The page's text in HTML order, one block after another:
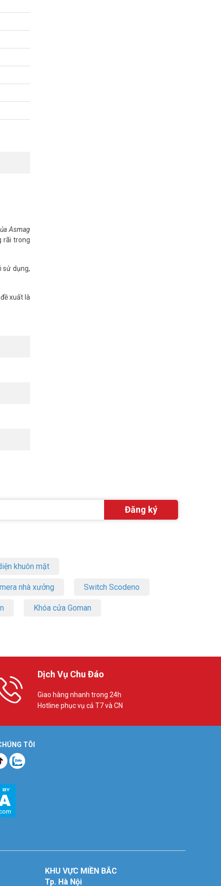
Asmag
rãi trong
sử dụng,
xuất là
khuôn mặt
nhà xưởng Switch Scodeno
Khóa cửa Goman
Dịch Vụ Chu Đáo
Giao hàng nhanh trong 24h
Hotline phục vụ cả T7 và CN
TÔI
KHU VỰC MIỀN BẮC
Tp. Hà Nội